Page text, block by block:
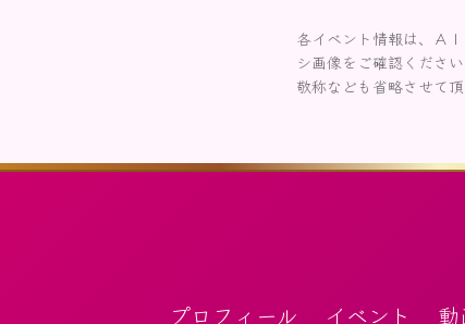
各イベント情報は、Ａ
シ画像をご確認ください
敬称なども省略させて
プロフィール イベント 動